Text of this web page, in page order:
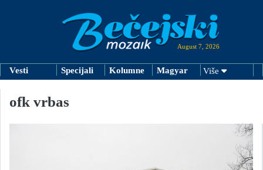
August 7, 2026
Vesti Specijali Kolumne Magyar Više
ofk vrbas